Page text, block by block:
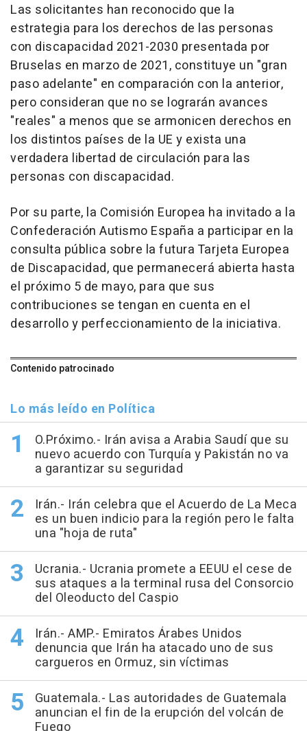
Las solicitantes han reconocido que la
estrategia para los derechos de las personas
con discapacidad 2021-2030 presentada por
Bruselas en marzo de 2021, constituye un "gran
paso adelante" en comparación con la anterior,
pero consideran que no se lograrán avances
"reales" a menos que se armonicen derechos en
los distintos países de la UE y exista una
verdadera libertad de circulación para las
personas con discapacidad.
Por su parte, la Comisión Europea ha invitado a la
Confederación Autismo España a participar en la
consulta pública sobre la futura Tarjeta Europea
de Discapacidad, que permanecerá abierta hasta
el próximo 5 de mayo, para que sus
contribuciones se tengan en cuenta en el
desarrollo y perfeccionamiento de la iniciativa.
Contenido patrocinado
Lo más leído en Política
O.Próximo.- Irán avisa a Arabia Saudí que su
nuevo acuerdo con Turquía y Pakistán no va
a garantizar su seguridad
Irán.- Irán celebra que el Acuerdo de La Meca
es un buen indicio para la región pero le falta
una "hoja de ruta"
Ucrania.- Ucrania promete a EEUU el cese de
sus ataques a la terminal rusa del Consorcio
del Oleoducto del Caspio
Irán.- AMP.- Emiratos Árabes Unidos
denuncia que Irán ha atacado uno de sus
cargueros en Ormuz, sin víctimas
Guatemala.- Las autoridades de Guatemala
anuncian el fin de la erupción del volcán de
Fuego